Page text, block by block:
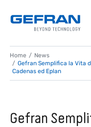
Home
News
Gefran Semplifica la Vita
Cadenas ed Eplan
Gefran